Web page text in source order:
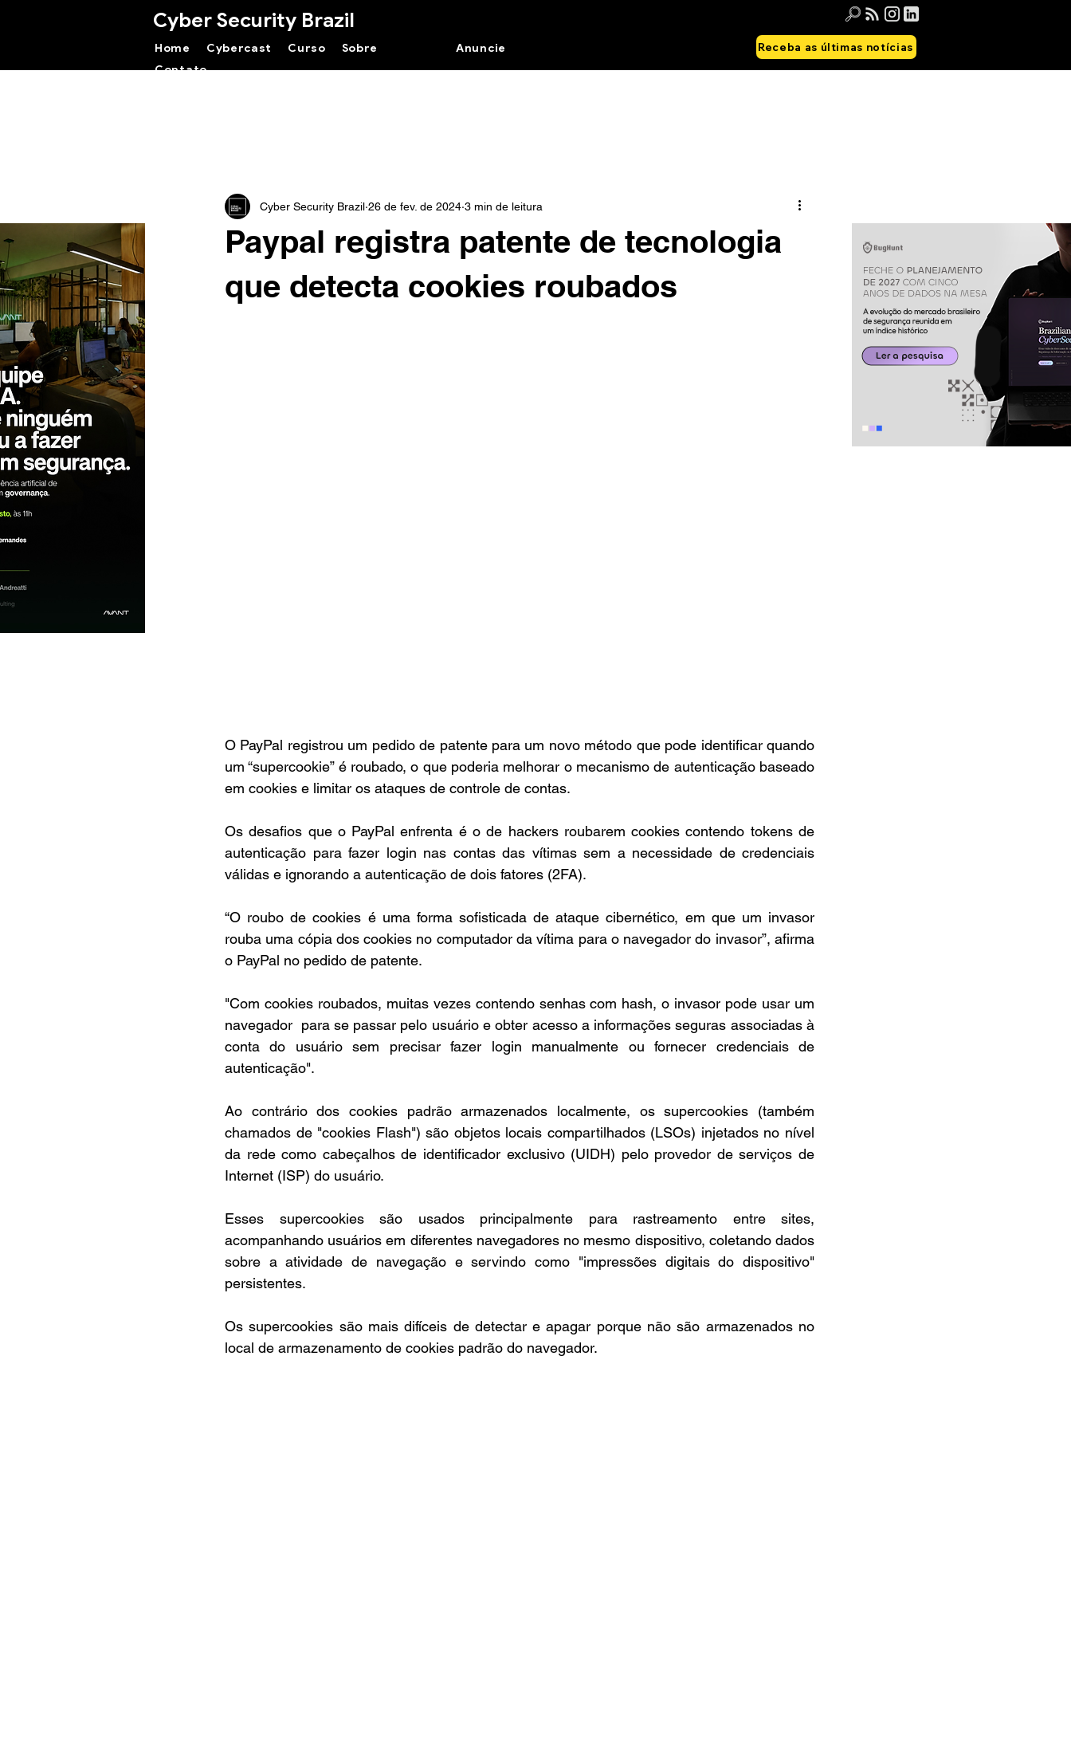
Cyber Security Brazil
Receba as últimas notícias
Anuncie
Home Cybercast Curso
Sobre
Contato
Paypal registra patente de tecnologia
que detecta cookies roubados
Cyber Security Brazil 26 de fev. de 2024 3 min de leitura
O PayPal registrou um pedido de patente para um novo método que pode identificar quando
um “supercookie” é roubado, o que poderia melhorar o mecanismo de autenticação baseado
em cookies e limitar os ataques de controle de contas.
Os desafios que o PayPal enfrenta é o de hackers roubarem cookies contendo tokens de
autenticação para fazer login nas contas das vítimas sem a necessidade de credenciais
válidas e ignorando a autenticação de dois fatores (2FA).
“O roubo de cookies é uma forma sofisticada de ataque cibernético, em que um invasor
rouba uma cópia dos cookies no computador da vítima para o navegador do invasor”, afirma
o PayPal no pedido de patente.
"Com cookies roubados, muitas vezes contendo senhas com hash, o invasor pode usar um
navegador  para se passar pelo usuário e obter acesso a informações seguras associadas à
conta do usuário sem precisar fazer login manualmente ou fornecer credenciais de
autenticação".
Ao contrário dos cookies padrão armazenados localmente, os supercookies (também
chamados de "cookies Flash") são objetos locais compartilhados (LSOs) injetados no nível
da rede como cabeçalhos de identificador exclusivo (UIDH) pelo provedor de serviços de
Internet (ISP) do usuário.
Esses supercookies são usados principalmente para rastreamento entre sites,
acompanhando usuários em diferentes navegadores no mesmo dispositivo, coletando dados
sobre a atividade de navegação e servindo como "impressões digitais do dispositivo"
persistentes.
Os supercookies são mais difíceis de detectar e apagar porque não são armazenados no
local de armazenamento de cookies padrão do navegador.